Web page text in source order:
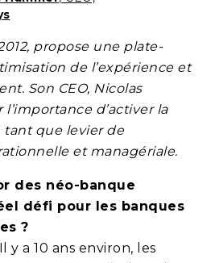
propose une plate-
de l’expérience et
Son CEO, Nicolas
d’activer la
tant que levier de
et managériale.
des néo-banque
défi pour les banques
?
Il y a 10 ans environ, les